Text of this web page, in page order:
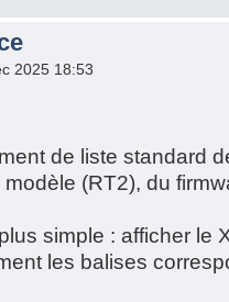
2025 18:53
de liste standard
(RT2), du
simple : afficher le
les balises